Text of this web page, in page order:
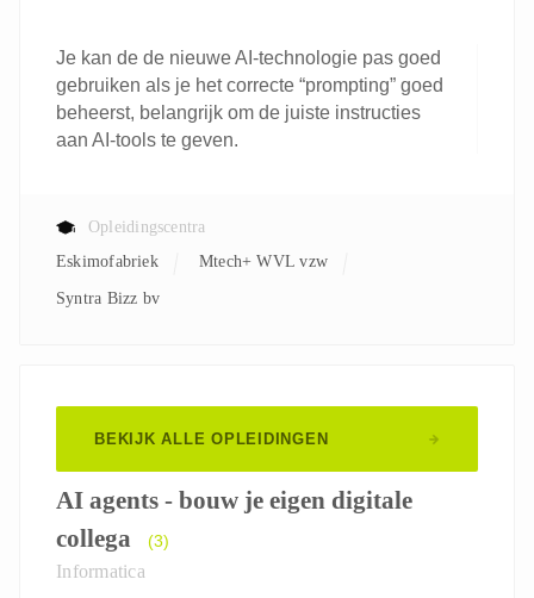
Je kan de de nieuwe AI-technologie pas goed
gebruiken als je het correcte “prompting” goed
beheerst, belangrijk om de juiste instructies
aan AI-tools te geven.
Opleidingscentra
Eskimofabriek
Mtech+ WVL vzw
Syntra Bizz bv
BEKIJK ALLE OPLEIDINGEN
AI agents - bouw je eigen digitale
collega
(3)
Informatica